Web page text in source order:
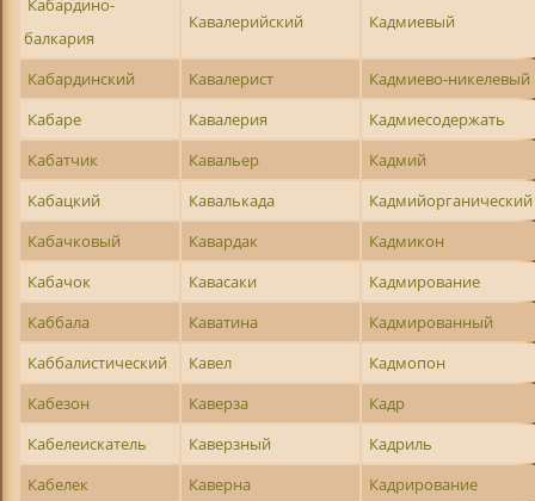
Кабардино-
балкария
Кавалерийский Кадмиевый
Кабардинский Кавалерист
Кадмиево-никелевый
Кабаре
Кавалерия
Кадмиесодержать
Кабатчик
Кавальер
Кадмий
Кабацкий
Кавалькада
Кадмийорганический
Кабачковый
Кавардак
Кадмикон
Кабачок
Кавасаки
Кадмирование
Каббала
Каватина
Кадмированный
Каббалистический
Кавел
Кадмопон
Кабезон
Каверза
Кадр
Кабелеискатель
Каверзный
Кадриль
Кабелек
Каверна Кадрирование